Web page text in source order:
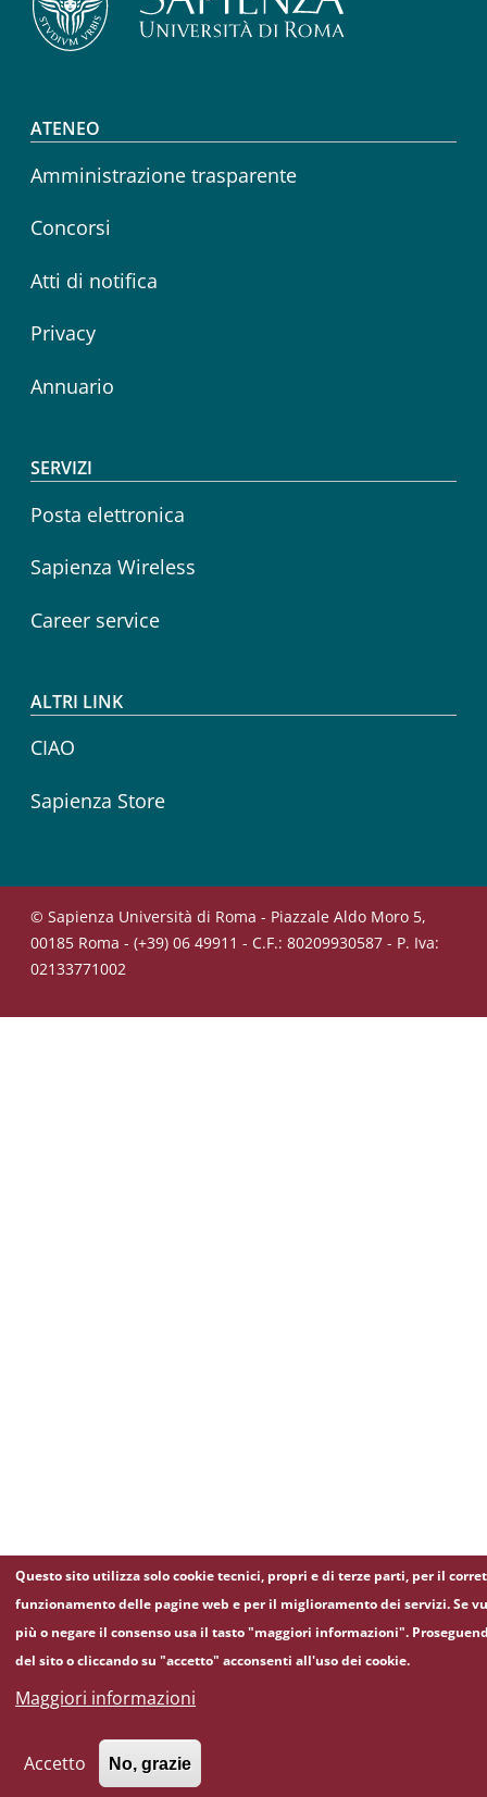
Footer menu
ATENEO
Amministrazione trasparente
Concorsi
Atti di notifica
Privacy
Annuario
SERVIZI
Posta elettronica
Sapienza Wireless
Career service
ALTRI LINK
CIAO
Sapienza Store
© Sapienza Università di Roma - Piazzale Aldo Moro 5,
00185 Roma - (+39) 06 49911 - C.F.: 80209930587 - P. Iva:
02133771002
Questo sito utilizza solo cookie tecnici, propri e di terze parti, per il
funzionamento delle pagine web e per il miglioramento dei servizi. Se
più o negare il consenso usa il tasto "maggiori informazioni".
del sito o cliccando su "accetto" acconsenti all'uso dei cookie.
Maggiori informazioni
Accetto No, grazie